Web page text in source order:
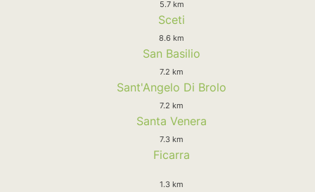
5.7 km
Sceti
8.6 km
San Basilio
7.2 km
Sant'Angelo Di Brolo
7.2 km
Santa Venera
7.3 km
Ficarra
1.3 km